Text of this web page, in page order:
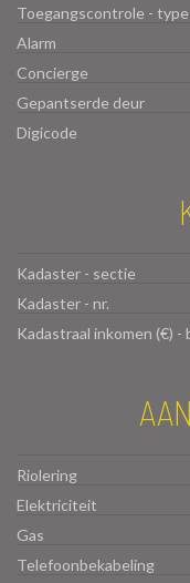
Toegangscontrole - type
Alarm
Concierge
Gepantserde deur
Digicode
Kadaster - sectie
Kadaster - nr.
Kadastraal inkomen (€) -
Riolering
Elektriciteit
Gas
Telefoonbekabeling